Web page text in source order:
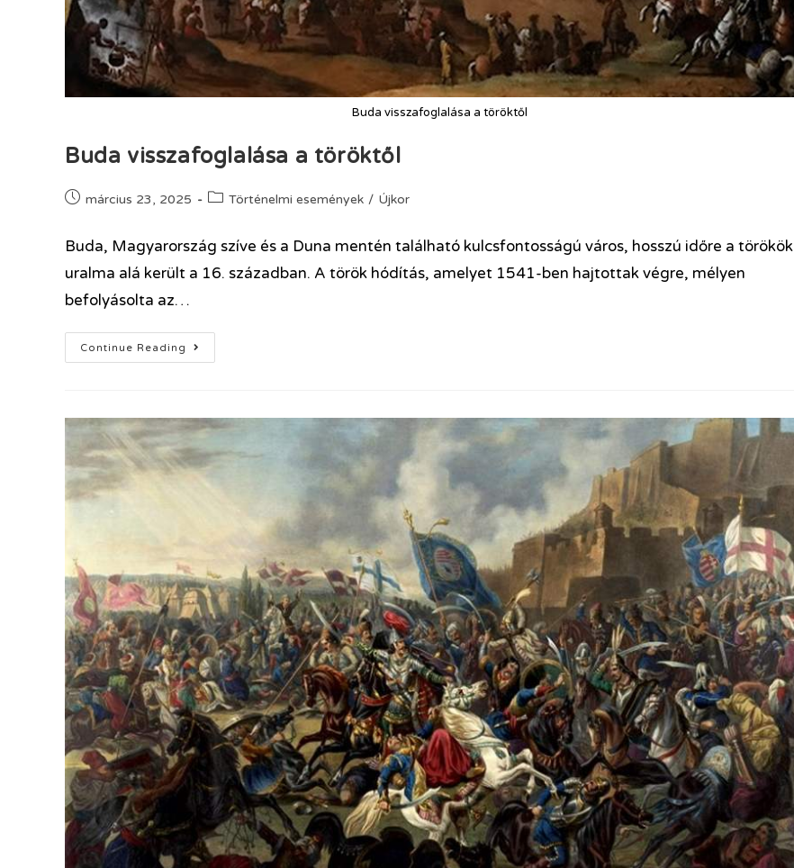
Buda visszafoglalása a töröktől
Buda visszafoglalása a töröktől
március 23, 2025 Történelmi események / Újkor
Buda, Magyarország szíve és a Duna mentén található kulcsfontosságú város, hosszú időre a törökök
uralma alá került a 16. században. A török hódítás, amelyet 1541-ben hajtottak végre, mélyen
befolyásolta az…
Continue Reading